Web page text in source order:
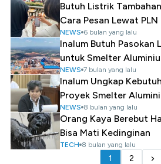
Butuh Listrik
Cara Pesan Lewat
NEWS 6 bulan yang lalu
Inalum Butuh Pasokan
untuk Smelter
NEWS 7 bulan yang lalu
Inalum Ungkap
Proyek Smelter
NEWS 8 bulan yang lalu
Orang Kaya Berebut
Bisa Mati Kedinginan
TECH 8 bulan yang lalu
1 2